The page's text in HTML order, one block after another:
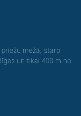
mežā, starp
un tikai 400 m no